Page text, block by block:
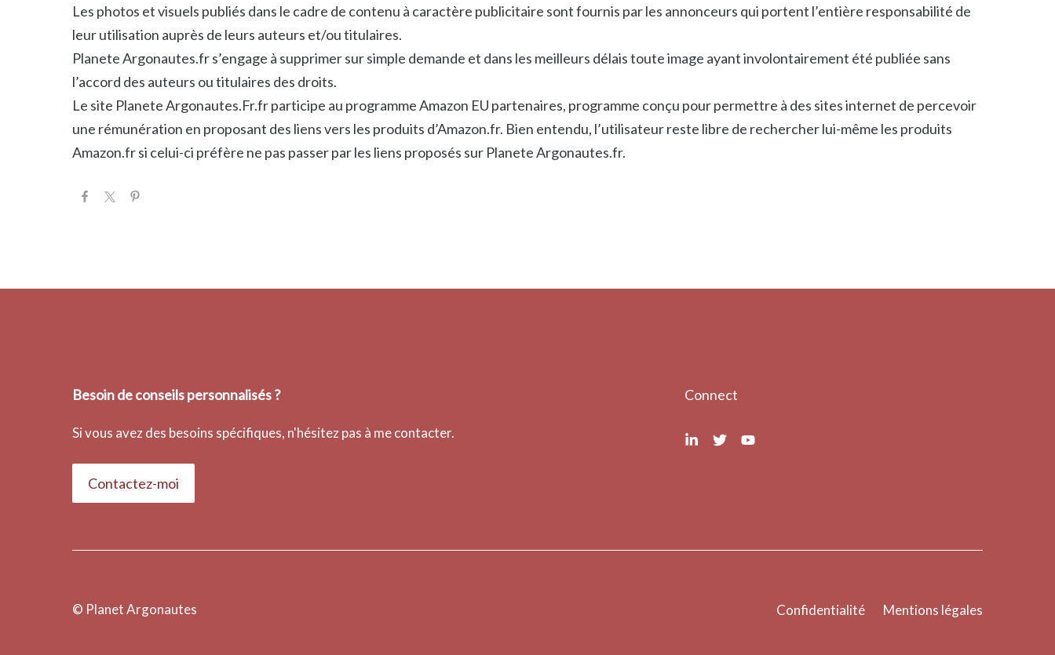
Les photos et visuels publiés dans le cadre de contenu à caractère publicitaire sont fournis par les annonceurs qui portent l’entière responsabilité de
leur utilisation auprès de leurs auteurs et/ou titulaires.
Planete Argonautes.fr s’engage à supprimer sur simple demande et dans les meilleurs délais toute image ayant involontairement été publiée sans
l’accord des auteurs ou titulaires des droits.
Le site Planete Argonautes.Fr.fr participe au programme Amazon EU partenaires, programme conçu pour permettre à des sites internet de percevoir
une rémunération en proposant des liens vers les produits d’Amazon.fr. Bien entendu, l’utilisateur reste libre de rechercher lui-même les produits
Amazon.fr si celui-ci préfère ne pas passer par les liens proposés sur Planete Argonautes.fr.
Besoin de conseils personnalisés ?
Si vous avez des besoins spécifiques, n'hésitez pas à me contacter.
Contactez-moi
Connect
© Planet Argonautes Confidentialité Mentions légales